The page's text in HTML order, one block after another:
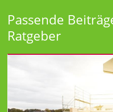
Passende
Ratgeber